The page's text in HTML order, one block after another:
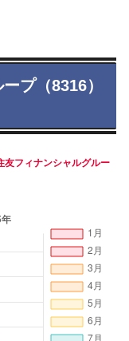
プ（8316）
友フィナンシャルグルー